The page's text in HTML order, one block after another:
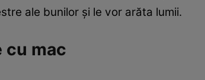
ale bunilor şi le vor arăta lumii.
cu mac